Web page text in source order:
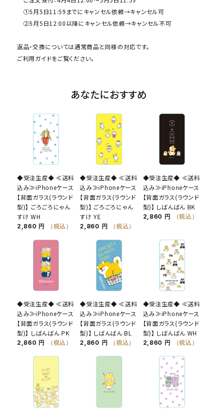
①5月5日11:59までにキャンセル依頼→キャンセル可
②5月5日12:00以降にキャンセル依頼→キャンセル不可
返品・交換については通常商品と同様の対応です。
ご利用ガイドをご覧ください。
あなたにおすすめ
◆受注生産◆ ≪送料
込み≫iPhoneケース
【背面ガラス(ラウンド
型)】 ごろごろにゃん
すけ WH
2,860 円 （税込）
◆受注生産◆ ≪送料
込み≫iPhoneケース
【背面ガラス(ラウンド
型)】 ごろごろにゃん
すけ YE
2,860 円 （税込）
◆受注生産◆ ≪送料
込み≫iPhoneケース
【背面ガラス(ラウンド
型)】 しばんばん BK
2,860 円 （税込）
◆受注生産◆ ≪送料
込み≫iPhoneケース
【背面ガラス(ラウンド
型)】 しばんばん PK
2,860 円 （税込）
◆受注生産◆ ≪送料
込み≫iPhoneケース
【背面ガラス(ラウンド
型)】 しばんばん BL
2,860 円 （税込）
◆受注生産◆ ≪送料
込み≫iPhoneケース
【背面ガラス(ラウンド
型)】 しばんばん WH
2,860 円 （税込）